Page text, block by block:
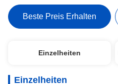
Beste Preis Erhalten
Einzelheiten
Einzelheiten